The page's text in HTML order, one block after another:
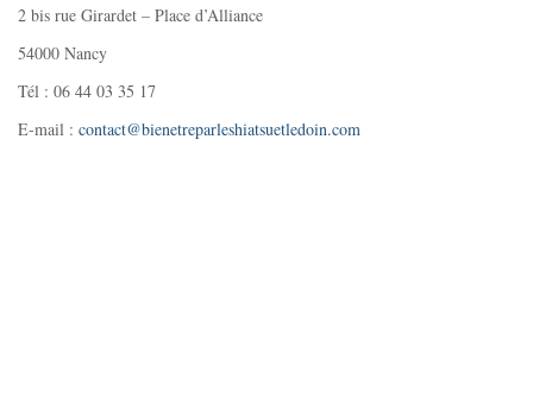
2 bis rue Girardet – Place d’Alliance
54000 Nancy
Tél : 06 44 03 35 17
E-mail : contact@bienetreparleshiatsuetledoin.com